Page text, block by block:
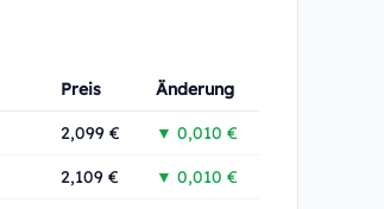
Preis Änderung
2,099 € ▼ 0,010 €
2,109 € ▼ 0,010 €